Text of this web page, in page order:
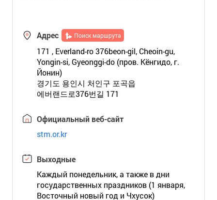
Адрес Поиск маршрута
171 , Everland-ro 376beon-gil, Cheoin-gu,
Yongin-si, Gyeonggi-do (пров. Кёнгидо, г.
Йонин)
경기도 용인시 처인구 포곡읍
에버랜드로376번길 171
Официальный веб-сайт
stm.or.kr
Выходные
Каждый понедельник, а также в дни
государственных праздников (1 января,
Восточный новый год и Чхусок)